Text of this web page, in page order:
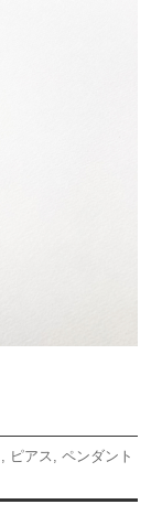
, ピアス , ペンダント